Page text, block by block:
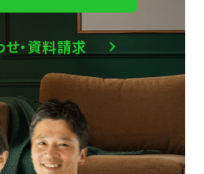
・資料請求